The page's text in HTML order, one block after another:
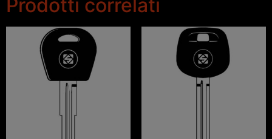
Prodotti correlati